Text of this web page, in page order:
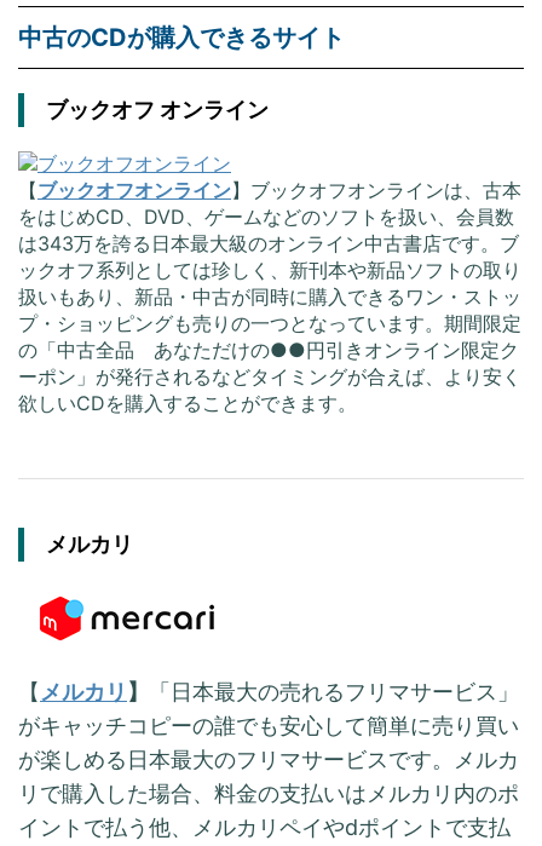
中古のCDが購入できるサイト
ブックオフ オンライン
【ブックオフオンライン】ブックオフオンラインは、古本
をはじめCD、DVD、ゲームなどのソフトを扱い、会員数
は343万を誇る日本最大級のオンライン中古書店です。ブ
ックオフ系列としては珍しく、新刊本や新品ソフトの取り
扱いもあり、新品・中古が同時に購入できるワン・ストッ
プ・ショッピングも売りの一つとなっています。期間限定
の「中古全品 あなただけの●●円引きオンライン限定ク
ーポン」が発行されるなどタイミングが合えば、より安く
欲しいCDを購入することができます。
メルカリ
【 メルカリ 】
「日本最大の売れるフリマサービス」
がキャッチコピーの誰でも安心して簡単に売り買い
が楽しめる日本最大のフリマサービスです。メルカ
リで購入した場合、料金の支払いはメルカリ内のポ
イントで払う他、メルカリペイやdポイントで支払